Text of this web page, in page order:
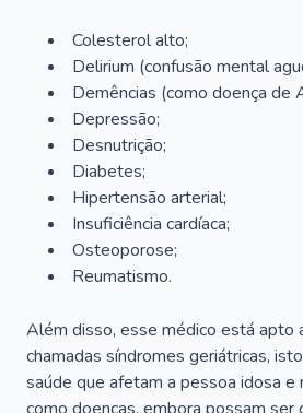
Colesterol alto;
Delirium (confusão mental
Demências (como doença de
Depressão;
Desnutrição;
Diabetes;
Hipertensão arterial;
Insuficiência cardíaca;
Osteoporose;
Reumatismo.
Além disso, esse médico está apto
chamadas síndromes geriátricas,
saúde que afetam a pessoa idosa e